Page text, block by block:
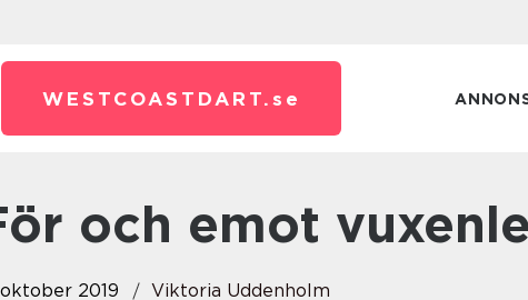
WESTCOASTDART. se
För och emot
oktober 2019 Viktoria Uddenholm